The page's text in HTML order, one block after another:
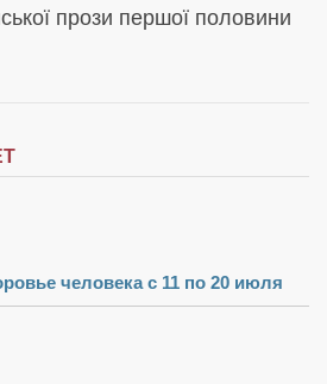
прози першої половини
человека с 11 по 20 июля